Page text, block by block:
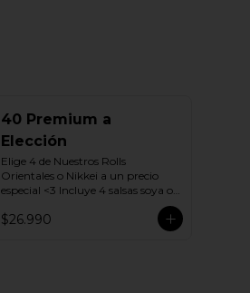
40 Premium a
Elección
Elige 4 de Nuestros Rolls
Orientales o Nikkei a un precio
especial <3 Incluye 4 salsas soya o
(Promoción no incluye - Roll
$26.990